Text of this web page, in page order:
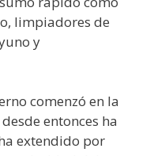
limpiadores de
y
comenzó en la
entonces ha
extendido por